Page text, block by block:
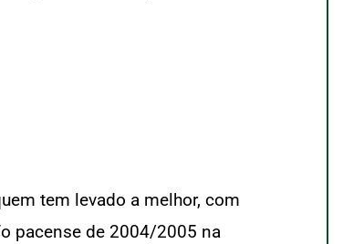
tem levado a melhor, com
pacense de 2004/2005 na